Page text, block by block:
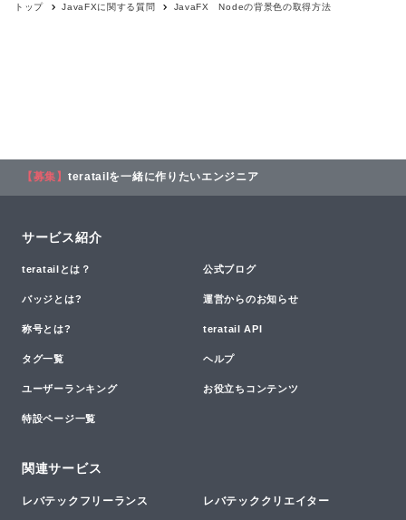
トップ JavaFXに関する質問 JavaFX Nodeの背景色の取得方法
【募集】 teratailを一緒に作りたいエンジニア
サービス紹介
teratailとは？ 公式ブログ
バッジとは? 運営からのお知らせ
称号とは? teratail API
タグ一覧 ヘルプ
ユーザーランキング お役立ちコンテンツ
特設ページ一覧
関連サービス
レバテックフリーランス レバテッククリエイター